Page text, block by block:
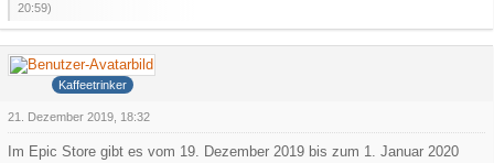
20:59)
Hank
Kaffeetrinker
21. Dezember 2019, 18:32
Im Epic Store gibt es vom 19. Dezember 2019 bis zum 1. Januar 2020